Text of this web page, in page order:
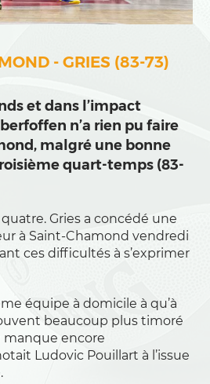
- GRIES (83-73)
et dans l’impact
n’a rien pu faire
malgré une bonne
quart-temps (83-
Gries a concédé une
à Saint-Chamond vendredi
ces difficultés à s’exprimer
équipe à domicile à qu’à
beaucoup plus timoré
manque encore
Ludovic Pouillart à l’issue